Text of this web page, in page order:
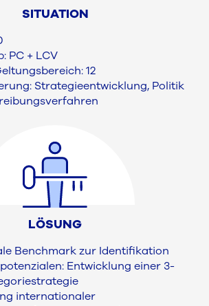
SITUATION
PC + LCV
12
Strategieentwicklung, Politik
LÖSUNG
Benchmark zur Identifikation
Entwicklung einer 3-
internationaler